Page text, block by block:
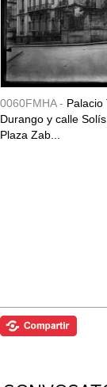
0060FMHA - Palacio
Durango y calle
Plaza Zab...